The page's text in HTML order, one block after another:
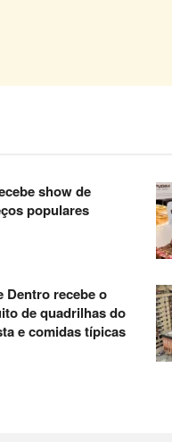
show de
populares
Dentro recebe o
de quadrilhas do
e comidas típicas